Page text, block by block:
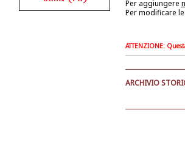
Per aggiungere
Per modificare
ATTENZIONE:
ARCHIVIO